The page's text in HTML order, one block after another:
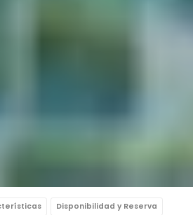
Disponibilidad y Reserva